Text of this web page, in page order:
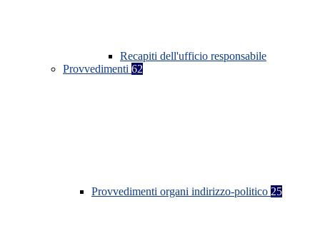
Recapiti dell'ufficio responsabile
Provvedimenti 62
Provvedimenti organi indirizzo-politico 25